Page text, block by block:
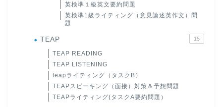
英検準１級英文要約問題
英検準1級ライティング（意見論述英作文）問
題
TEAP 15
TEAP READING
TEAP LISTENING
teapライティング（タスクB）
TEAPスピーキング（面接）対策＆予想問題
TEAPライティング(タスクA要約問題）